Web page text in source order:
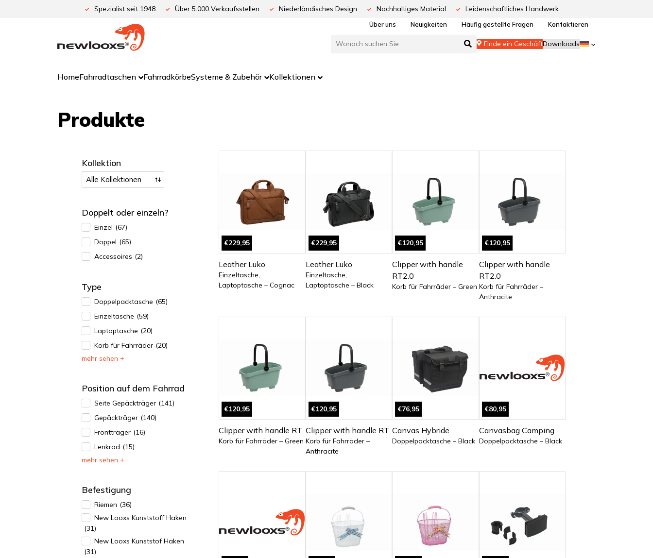
Spezialist seit 1948 Über 5.000 Verkaufsstellen Niederländisches Design Nachhaltiges Material Leidenschaftliches Handwerk
Über uns Neuigkeiten Häufig gestellte Fragen Kontaktieren
Finde ein GeschäftDownloads
HomeFahrradtaschen FahrradkörbeSysteme & Zubehör Kollektionen
Produkte
Kollektion
Doppelt oder einzeln?
Einzel (67)
Doppel (65)
Accessoires (2)
Type
Doppelpacktasche (65)
Einzeltasche (59)
Laptoptasche (20)
Korb für Fahrräder (20)
mehr sehen +
Position auf dem Fahrrad
Seite Gepäckträger (141)
Gepäckträger (140)
Frontträger (16)
Lenkrad (15)
mehr sehen +
Befestigung
Riemen (36)
New Looxs Kunststoff Haken
(31)
New Looxs Kunststof Haken
(31)
€229,95
Leather Luko
Einzeltasche,
Laptoptasche – Cognac
€229,95
Leather Luko
Einzeltasche,
Laptoptasche – Black
€120,95
Clipper with handle
RT2.0
Korb für Fahrräder – Green
€120,95
Clipper with handle
RT2.0
Korb für Fahrräder –
Anthracite
€120,95
Clipper with handle RT
Korb für Fahrräder – Green
€120,95
Clipper with handle RT
Korb für Fahrräder –
Anthracite
€76,95
Canvas Hybride
Doppelpacktasche – Black
€80,95
Canvasbag Camping
Doppelpacktasche – Black